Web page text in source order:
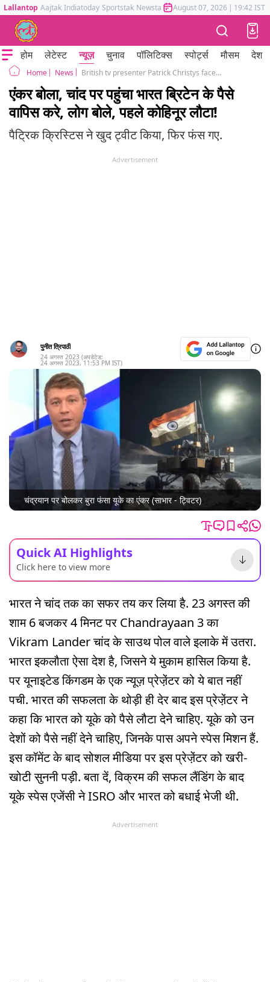
Lallantop Aajtak Indiatoday Sportstak Newstak Mumbai Tak Astrotak
August 07, 2026 | 19:42 IST
होम लेटेस्ट न्यूज़ चुनाव पॉलिटिक्स स्पोर्ट्स मौसम देश
Home News British tv presenter Patrick Christys faces flak for asking India to return £2.3 billion after Chandrayaan-3 lands on moon
एंकर बोला, चांद पर पहुंचा भारत ब्रिटेन के पैसे
वापिस करे, लोग बोले, पहले कोहिनूर लौटा!
पैट्रिक क्रिस्टिस ने खुद ट्वीट किया, फिर फंस गए.
Advertisement
पुनीत त्रिपाठी
24 अगस्त 2023 (अपडेटेड:
24 अगस्त 2023, 11:53 PM IST)
चंद्रयान पर बोलकर बुरा फंसा यूके का एंकर (साभार - ट्विटर)
Quick AI Highlights
Click here to view more
भारत ने चांद तक का सफर तय कर लिया है. 23 अगस्त की
शाम 6 बजकर 4 मिनट पर Chandrayaan 3 का
Vikram Lander चांद के साउथ पोल वाले इलाके में उतरा.
भारत इकलौता ऐसा देश है, जिसने ये मुकाम हासिल किया है.
पर यूनाइटेड किंगडम के एक न्यूज़ प्रेजे़ंटर को ये बात नहीं
पची. भारत की सफलता के थोड़ी ही देर बाद इस प्रेजे़ंटर ने
कहा कि भारत को यूके को पैसे लौटा देने चाहिए. यूके को उन
देशों को पैसे नहीं देने चाहिए, जिनके पास अपने स्पेस मिशन हैं.
इस कॉमेंट के बाद सोशल मीडिया पर इस प्रेजे़ंटर को खरी-
खोटी सुननी पड़ी. बता दें, विक्रम की सफल लैंडिंग के बाद
यूके स्पेस एजेंसी ने ISRO और भारत को बधाई भेजी थी.
Advertisement